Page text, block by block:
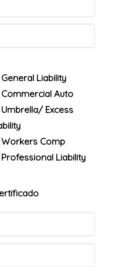
General Liability
Commercial Auto
Umbrella/ Excess
Workers Comp
Professional Liability